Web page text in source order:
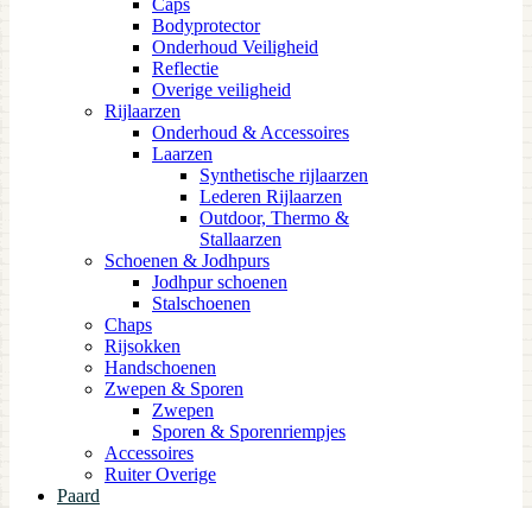
Caps
Bodyprotector
Onderhoud Veiligheid
Reflectie
Overige veiligheid
Rijlaarzen
Onderhoud & Accessoires
Laarzen
Synthetische rijlaarzen
Lederen Rijlaarzen
Outdoor, Thermo &
Stallaarzen
Schoenen & Jodhpurs
Jodhpur schoenen
Stalschoenen
Chaps
Rijsokken
Handschoenen
Zwepen & Sporen
Zwepen
Sporen & Sporenriempjes
Accessoires
Ruiter Overige
Paard